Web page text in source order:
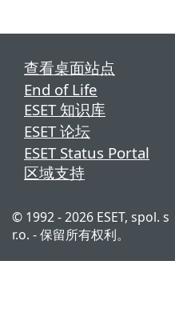
查看桌面站点
End of Life
ESET 知识库
ESET 论坛
ESET Status Portal
区域支持
© 1992 - 2026 ESET, spol. s
r.o. - 保留所有权利。